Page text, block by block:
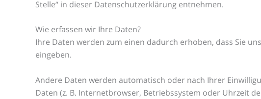
Stelle“ in dieser Datenschutzerklärung entnehmen.
Wie erfassen wir Ihre Daten?
Ihre Daten werden zum einen dadurch erhoben, dass Sie
eingeben.
Andere Daten werden automatisch oder nach Ihrer
Daten (z. B. Internetbrowser, Betriebssystem oder Uhrzeit